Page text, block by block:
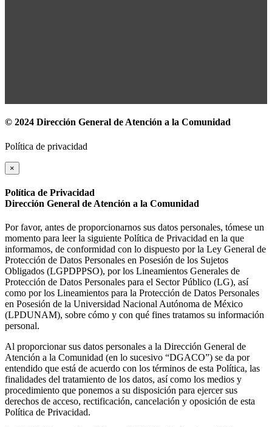
© 2024 Dirección General de Atención a la Comunidad
Política de privacidad
×
Política de Privacidad
Dirección General de Atención a la Comunidad
Por favor, antes de proporcionarnos sus datos personales, tómese un
momento para leer la siguiente Política de Privacidad en la que
informamos, de conformidad con lo dispuesto por la Ley General de
Protección de Datos Personales en Posesión de los Sujetos
Obligados (LGPDPPSO), por los Lineamientos Generales de
Protección de Datos Personales para el Sector Público (LG), así
como por los Lineamientos para la Protección de Datos Personales
en Posesión de la Universidad Nacional Autónoma de México
(LPDUNAM), sobre cómo y con qué fines tratamos su información
personal.
Al proporcionar sus datos personales a la Dirección General de
Atención a la Comunidad (en lo sucesivo “DGACO”) se da por
entendido que está de acuerdo con los términos de esta Política, las
finalidades del tratamiento de los datos, así como los medios y
procedimiento que ponemos a su disposición para ejercer sus
derechos de acceso, rectificación, cancelación y oposición de esta
Política de Privacidad.